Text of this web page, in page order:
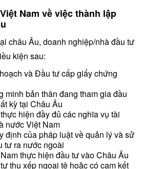
Nam về việc thành lập
châu Âu, doanh nghiệp/nhà đầu tư
kiện sau:
và Đầu tư cấp giấy chứng
minh bản thân đang tham gia đầu
kỳ tại Châu Âu
hiện đầy đủ các nghĩa vụ tài
nước Việt Nam
định của pháp luật về quản lý và sử
tư ra nước ngoài
thực hiện đầu tư vào Châu Âu
thu xếp ngoại tệ hoặc có cam kết